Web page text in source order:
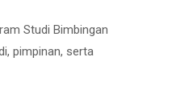
Studi Bimbingan
pimpinan, serta